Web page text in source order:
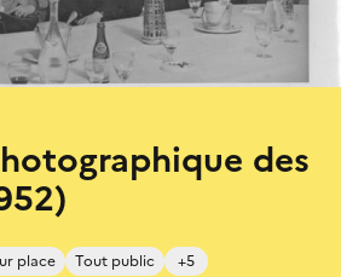
des
place Tout public +5